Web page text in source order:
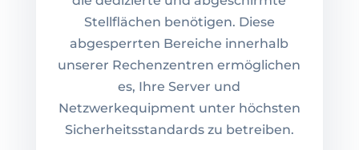
Stellflächen benötigen. Diese
abgesperrten Bereiche innerhalb
unserer Rechenzentren ermöglichen
es, Ihre Server und
Netzwerkequipment unter höchsten
Sicherheitsstandards zu betreiben.